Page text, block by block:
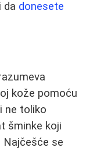
da donesete
kože pomoću
ne toliko
šminke koji
Najčešće se